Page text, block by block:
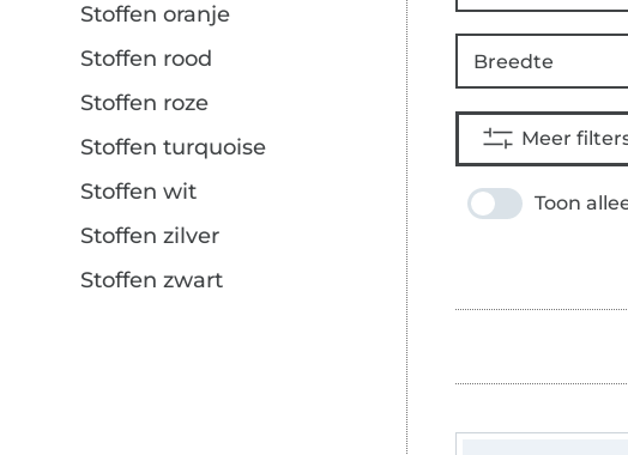
Stoffen oranje
Stoffen rood
Stoffen roze
Stoffen turquoise
Stoffen wit
Stoffen zilver
Stoffen zwart
Breedte
Meer
Toon